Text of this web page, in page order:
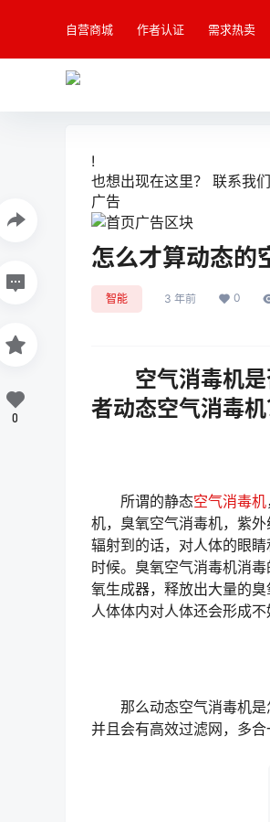
自营商城 作者认证 需求热卖
!
也想出现在这里？ 联系我们
广告
怎么才算动态的
智能 3 年前 0
空气消毒机是
者动态空气消毒机
所谓的静态空气消毒机
机，臭氧空气消毒机，紫
辐射到的话，对人体的眼
时候。臭氧空气消毒机消
氧生成器，释放出大量的
人体体内对人体还会形成
那么动态空气消毒机是
并且会有高效过滤网，多
0